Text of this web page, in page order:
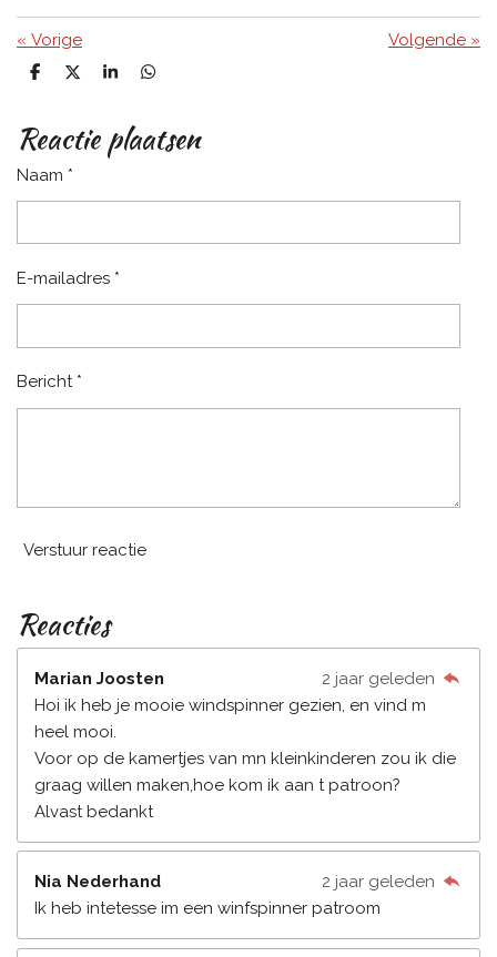
« Vorige Volgende »
D
e
n
D
S
e
D
n
Reactie plaatsen
Naam *
E-mailadres *
Bericht *
Verstuur reactie
Reacties
Marian Joosten
2 jaar geleden
Hoi ik heb je mooie windspinner gezien, en vind m
heel mooi.
Voor op de kamertjes van mn kleinkinderen zou ik die
graag willen maken,hoe kom ik aan t patroon?
Alvast bedankt
Nia Nederhand
2 jaar geleden
Ik heb intetesse im een winfspinner patroom